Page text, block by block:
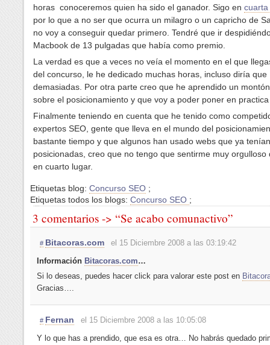
horas conoceremos quien ha sido el ganador. Sigo en cuarta
por lo que a no ser que ocurra un milagro o un capricho de
no voy a conseguir quedar primero. Tendré que ir
Macbook de 13 pulgadas que había como premio.
La verdad es que a veces no veía el momento en el que
del concurso, le he dedicado muchas horas, incluso diría que
demasiadas. Por otra parte creo que he aprendido un
sobre el posicionamiento y que voy a poder poner en
Finalmente teniendo en cuenta que he tenido como
expertos SEO, gente que lleva en el mundo del
bastante tiempo y que algunos han usado webs que ya tenían
posicionadas, creo que no tengo que sentirme muy orgulloso
en cuarto lugar.
Etiquetas blog: Concurso SEO ;
Etiquetas todos los blogs: Concurso SEO ;
3 comentarios -> “Se acabo comunactivo”
# Bitacoras.com
el 15 Diciembre 2008 a las 03:19:42
Información Bitacoras.com…
Si lo deseas, puedes hacer click para valorar este post en
Gracias….
# Fernan
el 15 Diciembre 2008 a las 10:05:08
Y lo que has a prendido, que esa es otra… No habrás quedado